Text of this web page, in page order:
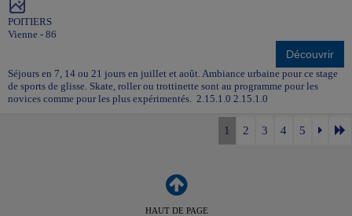
POITIERS
Vienne - 86
Découvrir
Séjours en 7, 14 ou 21 jours en juillet et août. Ambiance urbaine pour ce stage
de sports de glisse. Skate, roller ou trottinette sont au programme pour les
novices comme pour les plus expérimentés. 2.15.1.0 2.15.1.0
1 2 3 4 5
HAUT DE PAGE